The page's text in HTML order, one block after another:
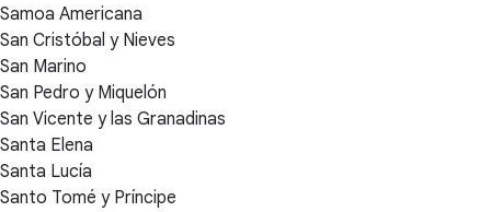
Samoa Americana
San Cristóbal y Nieves
San Marino
San Pedro y Miquelón
San Vicente y las Granadinas
Santa Elena
Santa Lucía
Santo Tomé y Príncipe